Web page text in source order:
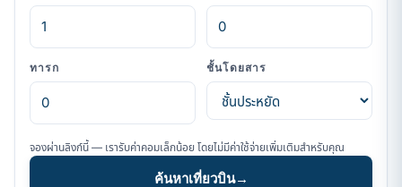
ทารก ชั้นโดยสาร
จองผ่านลิงก์นี้ — เรารับค่าคอมเล็กน้อย โดยไม่มีค่าใช้จ่ายเพิ่มเติมสำหรับคุณ
ค้นหาเที่ยวบิน→